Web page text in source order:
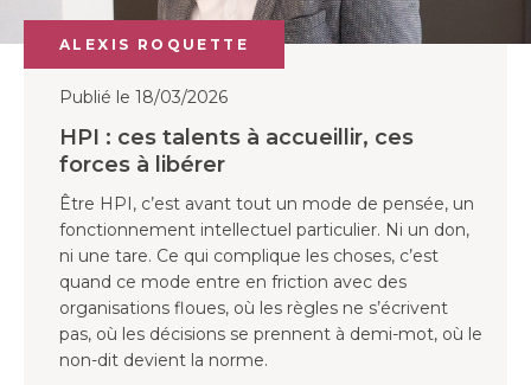
ALEXIS ROQUETTE
Publié le 18/03/2026
HPI : ces talents à accueillir, ces
forces à libérer
Être HPI, c’est avant tout un mode de pensée, un
fonctionnement intellectuel particulier. Ni un don,
ni une tare. Ce qui complique les choses, c’est
quand ce mode entre en friction avec des
organisations floues, où les règles ne s’écrivent
pas, où les décisions se prennent à demi-mot, où le
non-dit devient la norme.